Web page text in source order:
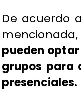
De acuerdo
pueden
grupos para
presenciales.